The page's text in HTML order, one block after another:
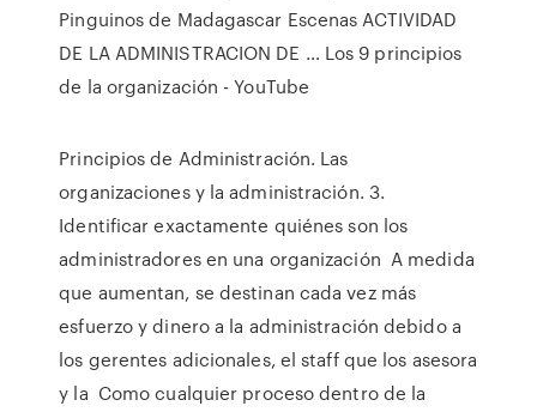
Pinguinos de Madagascar Escenas ACTIVIDAD
DE LA ADMINISTRACION DE … Los 9 principios
de la organización - YouTube
Principios de Administración. Las
organizaciones y la administración. 3.
Identificar exactamente quiénes son los
administradores en una organización A medida
que aumentan, se destinan cada vez más
esfuerzo y dinero a la administración debido a
los gerentes adicionales, el staff que los asesora
y la Como cualquier proceso dentro de la